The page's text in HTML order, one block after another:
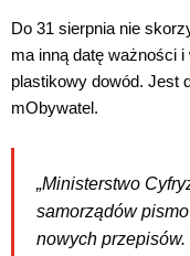
Do 31 sierpnia nie
ma inną datę ważności
plastikowy dowód. Jest
mObywatel.
„Ministerstwo
samorządów
nowych przepisów.